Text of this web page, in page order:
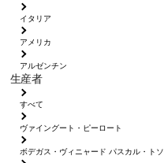
イタリア
アメリカ
アルゼンチン
生産者
すべて
ヴァイングート・ピーロート
ボデガス・ヴィニャード パスカル・トソ